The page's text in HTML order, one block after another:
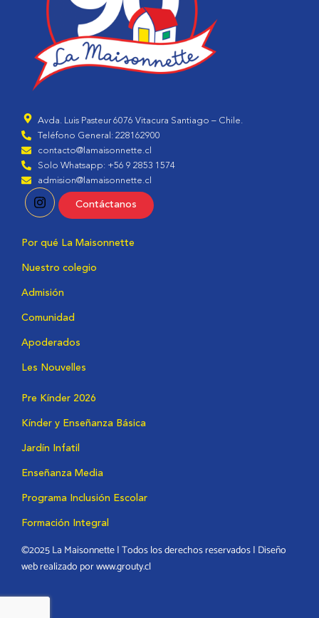
Avda. Luis Pasteur 6076 Vitacura Santiago – Chile.
Teléfono General: 228162900
contacto@lamaisonnette.cl
Solo Whatsapp: +56 9 2853 1574
admision@lamaisonnette.cl
Contáctanos
Por qué La Maisonnette
Nuestro colegio
Admisión
Comunidad
Apoderados
Les Nouvelles
Pre Kínder 2026
Kínder y Enseñanza Básica
Jardín Infatil
Enseñanza Media
Programa Inclusión Escolar
Formación Integral
©2025 La Maisonnette | Todos los derechos reservados | Diseño
web realizado por www.grouty.cl